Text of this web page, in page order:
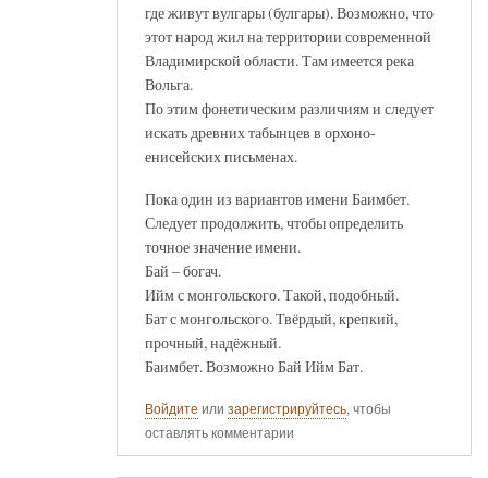
где живут вулгары (булгары). Возможно, что
этот народ жил на территории современной
Владимирской области. Там имеется река
Вольга.
По этим фонетическим различиям и следует
искать древних табынцев в орхоно-
енисейских письменах.
Пока один из вариантов имени Баимбет.
Следует продолжить, чтобы определить
точное значение имени.
Бай – богач.
Ийм с монгольского. Такой, подобный.
Бат с монгольского. Твёрдый, крепкий,
прочный, надёжный.
Баимбет. Возможно Бай Ийм Бат.
Войдите или зарегистрируйтесь, чтобы
оставлять комментарии